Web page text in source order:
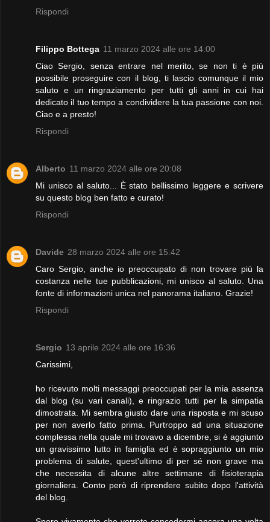
Rispondi
Filippo Bottega 11 marzo 2024 alle ore 14:00
Ciao Sergio, senza entrare nel merito, se non ti è più
possibile proseguire con il blog, ti lascio comunque il mio
saluto e un ringraziamento per tutti gli anni in cui hai
dedicato il tuo tempo a condividere la tua passione con noi.
Ciao e a presto!
Rispondi
Alberto 11 marzo 2024 alle ore 20:08
Mi unisco al saluto... È stato bellissimo leggere e scrivere
su questo blog ben fatto e curato!
Rispondi
Davide 28 marzo 2024 alle ore 15:42
Caro Sergio, anche io preoccupato di non trovare più la
costanza nelle tue pubblicazioni, mi unisco al saluto. Una
fonte di informazioni unica nel panorama italiano. Grazie!
Rispondi
Sergio 13 aprile 2024 alle ore 16:36
Carissimi,
ho ricevuto molti messaggi preoccupati per la mia assenza
dal blog (su vari canali), e ringrazio tutti per la simpatia
dimostrata. Mi sembra giusto dare una risposta e mi scuso
per non averlo fatto prima. Purtroppo ad una situazione
complessa nella quale mi trovavo a dicembre, si è aggiunto
un gravissimo lutto in famiglia ed è sopraggiunto un mio
problema di salute, quest'ultimo di per sé non grave ma
che necessita di alcune altre settimane di fisioterapia
giornaliera. Conto però di riprendere subito dopo l'attività
del blog.